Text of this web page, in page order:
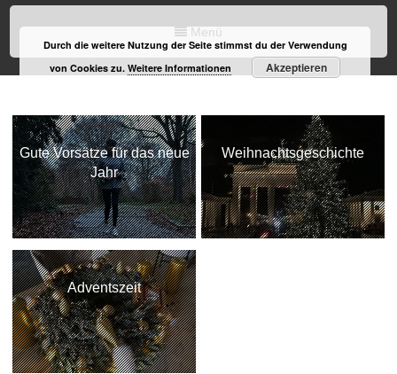
Menü
Gute Vorsätze für das neue
Jahr
Weihnachtsgeschichte
Adventszeit
Durch die weitere Nutzung der Seite stimmst du der Verwendung
von Cookies zu.Weitere Informationen Akzeptieren